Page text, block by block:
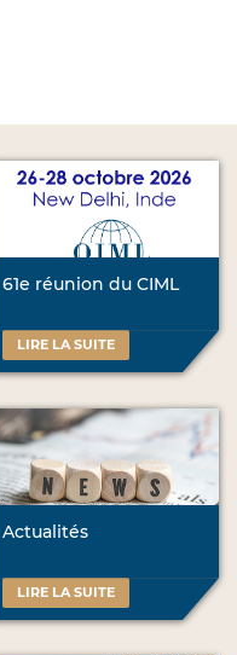
61e réunion du CIML
LIRE LA SUITE
Actualités
LIRE LA SUITE